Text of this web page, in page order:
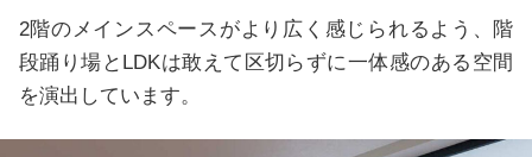
2階のメインスペースがより広く感じられるよう、階
段踊り場とLDKは敢えて区切らずに一体感のある空間
を演出しています。